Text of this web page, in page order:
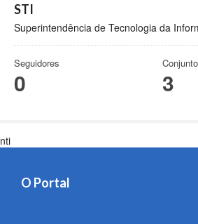
STI
Superintendência de Tecnologia da
Seguidores
0 3
nti
O Portal